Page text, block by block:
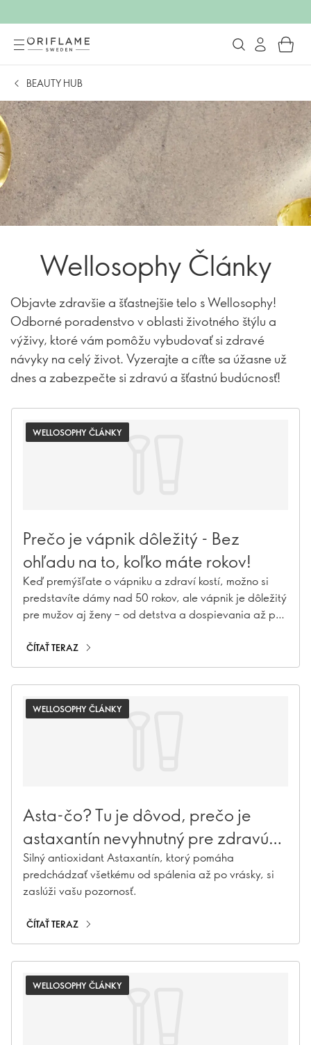
BEAUTY HUB
Wellosophy Články
Objavte zdravšie a šťastnejšie telo s Wellosophy!
Odborné poradenstvo v oblasti životného štýlu a
výživy, ktoré vám pomôžu vybudovať si zdravé
návyky na celý život. Vyzerajte a cíťte sa úžasne už
dnes a zabezpečte si zdravú a šťastnú budúcnosť!
WELLOSOPHY ČLÁNKY
Prečo je vápnik dôležitý - Bez
ohľadu na to, koľko máte rokov!
Keď premýšľate o vápniku a zdraví kostí, možno si
predstavíte dámy nad 50 rokov, ale vápnik je dôležitý
pre mužov aj ženy – od detstva a dospievania až po
veku a ako sa môžete uistiť, že ho máte vy – a tí,
ktorých milujete – dostatok
ČÍTAŤ TERAZ
WELLOSOPHY ČLÁNKY
Asta-čo? Tu je dôvod, prečo je
astaxantín nevyhnutný pre zdravú
pokožku
Silný antioxidant Astaxantín, ktorý pomáha
predchádzať všetkému od spálenia až po vrásky, si
zaslúži vašu pozornosť.
ČÍTAŤ TERAZ
WELLOSOPHY ČLÁNKY